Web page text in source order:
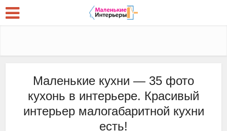
Маленькие кухни — 35 фото
кухонь в интерьере. Красивый
интерьер малогабаритной кухни
есть!